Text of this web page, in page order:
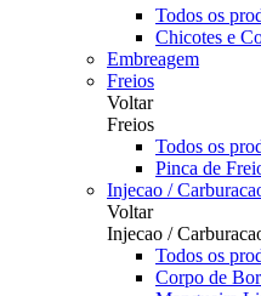
Todos os
Chicotes e
Embreagem
Freios
Voltar
Freios
Todos os
Pinca de
Injecao /
Voltar
Injecao /
Todos os
Corpo de